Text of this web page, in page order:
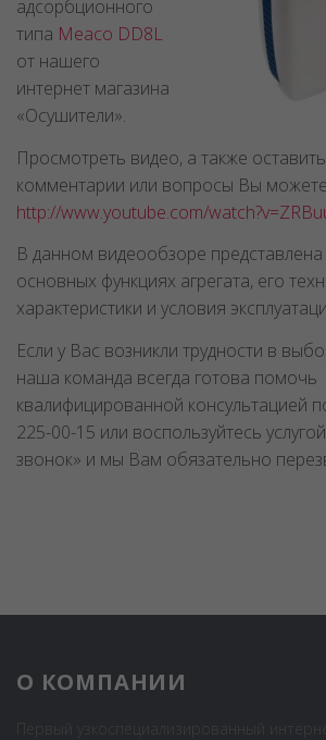
адсорбционного
типа Meaco DD8L
от нашего
интернет магазина
«Осушители».
Просмотреть видео, а также
комментарии или вопросы Вы
http://www.youtube.com/
В данном видеообзоре
основных функциях агрегата, его
характеристики и условия
Если у Вас возникли трудности в
наша команда всегда готова помочь
квалифицированной консультацией
225-00-15 или воспользуйтесь
звонок» и мы Вам обязательно
О КОМПАНИИ